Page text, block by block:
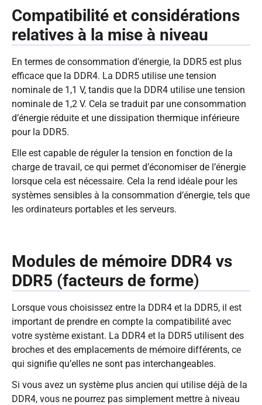
Compatibilité et considérations
relatives à la mise à niveau
En termes de consommation d’énergie, la DDR5 est plus
efficace que la DDR4. La DDR5 utilise une tension
nominale de 1,1 V, tandis que la DDR4 utilise une tension
nominale de 1,2 V. Cela se traduit par une consommation
d’énergie réduite et une dissipation thermique inférieure
pour la DDR5.
Elle est capable de réguler la tension en fonction de la
charge de travail, ce qui permet d’économiser de l’énergie
lorsque cela est nécessaire. Cela la rend idéale pour les
systèmes sensibles à la consommation d’énergie, tels que
les ordinateurs portables et les serveurs.
Modules de mémoire DDR4 vs
DDR5 (facteurs de forme)
Lorsque vous choisissez entre la DDR4 et la DDR5, il est
important de prendre en compte la compatibilité avec
votre système existant. La DDR4 et la DDR5 utilisent des
broches et des emplacements de mémoire différents, ce
qui signifie qu’elles ne sont pas interchangeables.
Si vous avez un système plus ancien qui utilise déjà de la
DDR4, vous ne pourrez pas simplement mettre à niveau